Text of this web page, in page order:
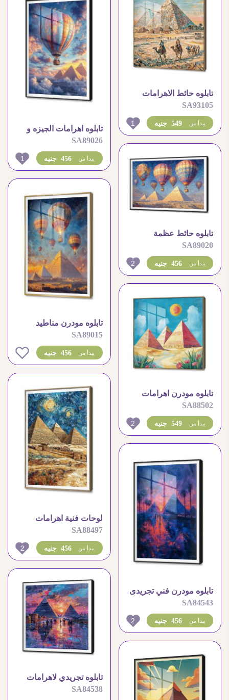
تابلوه حائط الاهرامات
بضربات فرشاه حيوية
SA93105
549 جنيه يبدأ من 1
تابلوه اهرامات الجيزه و
بالون الهواء الساخن (
المنطاد )
SA89026
456 جنيه يبدأ من 1
تابلوه حائط عظمة
الأهرامات وسحر التحليق
في السماء
SA89020
456 جنيه يبدأ من 2
تابلوه مودرن مناطيد
هوائيه فوق الاهرامات
SA89015
456 جنيه يبدأ من
تابلوه مودرن اهرامات
الجيزة تصميم خيالى
SA88502
549 جنيه يبدأ من 2
لوحات فنية اهرامات
الجيزه باسلوب فان جوخ
SA88497
456 جنيه يبدأ من 2
تابلوه مودرن فني تجريدى
للأهرامات
SA84543
456 جنيه يبدأ من 2
تابلوه تجريدي لاهرامات
الجيزة
SA84538